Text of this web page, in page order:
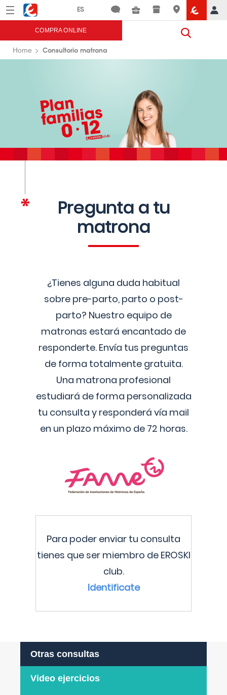
Menú Eroski
COMPRA ONLINE
Home Consultorio matrona
Pregunta a tu
matrona
¿Tienes alguna duda habitual
sobre pre-parto, parto o post-
parto? Nuestro equipo de
matronas estará encantado de
responderte. Envía tus preguntas
de forma totalmente gratuita.
Una matrona profesional
estudiará de forma personalizada
tu consulta y responderá vía mail
en un plazo máximo de 72 horas.
Para poder enviar tu consulta
tienes que ser miembro de EROSKI
club.
Identificate
Otras consultas
Video ejercicios